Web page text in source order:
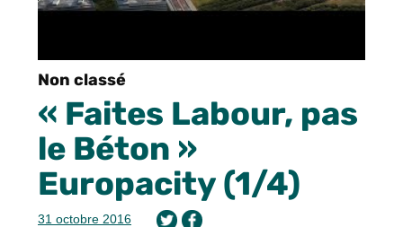
Non classé
« Faites Labour, pas
le Béton »
Europacity (1/4)
31 octobre 2016